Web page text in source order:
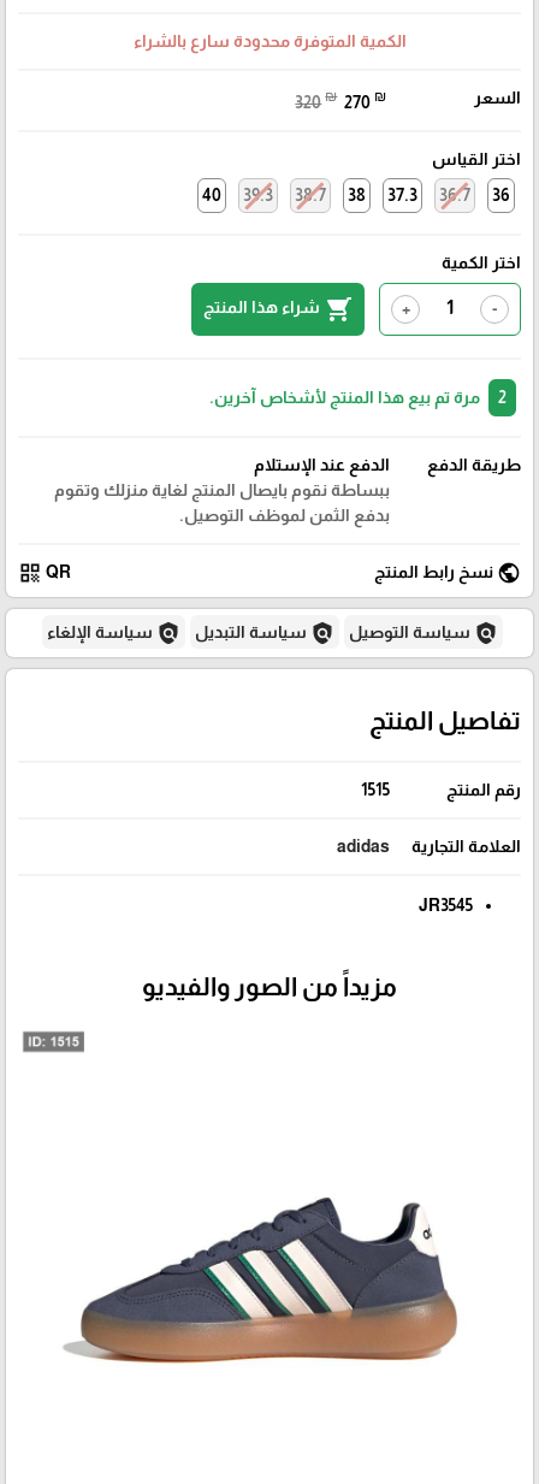
الكمية المتوفرة محدودة سارع بالشراء
السعر 320 ₪ 270 ₪
اختر القياس
36
36.7
37.3
38
38.7
39.3
40
اختر الكمية
-
+
shopping_cart شراء هذا المنتج
مرة تم بيع هذا المنتج لأشخاص آخرين.
طريقة الدفع
الدفع عند الإستلام
ببساطة نقوم بايصال المنتج لغاية منزلك وتقوم
بدفع الثمن لموظف التوصيل.
public نسخ رابط المنتج QR
qr_code
policy سياسة التوصيل policy سياسة التبديل policy سياسة الإلغاء
تفاصيل المنتج
رقم المنتج 1515
العلامة التجارية adidas
JR3545
مزيداً من الصور والفيديو